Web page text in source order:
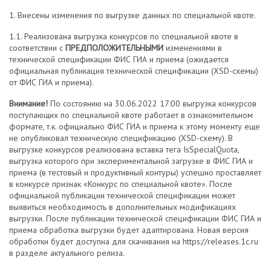
1. Внесены изменения по выгрузке данных по специальной квоте.
1.1. Реализована выгрузка конкурсов по специальной квоте в
соответствии с ПРЕДПОЛОЖИТЕЛЬНЫМИ изменениями в
технической спецификации ФИС ГИА и приема (ожидается
официальная публикация технической спецификации (XSD-схемы)
от ФИС ГИА и приема).
Внимание! По состоянию на 30.06.2022 17:00 выгрузка конкурсов
поступающих по специальной квоте работает в ознакомительном
формате, т.к. официально ФИС ГИА и приема к этому моменту еще
не опубликовал техническую спецификацию (XSD-схему). В
выгрузке конкурсов реализована вставка тега IsSpecialQuota,
выгрузка которого при экспериментальной загрузке в ФИС ГИА и
приема (в тестовый и продуктивный контуры) успешно проставляет
в конкурсе признак «Конкурс по специальной квоте». После
официальной публикации технической спецификации может
выявиться необходимость в дополнительных модификациях
выгрузки. После публикации технической спецификации ФИС ГИА и
приема обработка выгрузки будет адаптирована. Новая версия
обработки будет доступна для скачивания на https://releases.1c.ru
в разделе актуального релиза.